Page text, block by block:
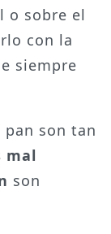
o sobre el
con la
siempre
son tan
mal
son